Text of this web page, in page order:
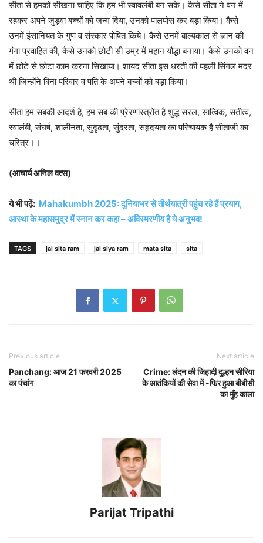
सीता से हमको सीखना चाहिए कि हम भी स्वावलंबी बन सके। कैसे सीता ने वन में
रहकर अपने जुड़वा बच्चों को जन्म दिया, उनको पालपोस कर बड़ा किया। कैसे
उनमें इंसानियत के गुण व संस्कार पोषित किये। कैसे उनमें बाल्यकाल से ज्ञान की
गंगा प्रवाहित की, कैसे उनको छोटी सी उम्र में महान यौद्धा बनाया। कैसे उनको वन
में छोटे से छोटा काम करना सिखाया। शायद सीता इस धरती की पहली सिंगल मदर
थी जिन्होंने बिना परिवार व पति के अपने बच्चों को बड़ा किया।
सीता हम सबकी आदर्श है, हम सब की प्रेरणास्त्रोत है शुद्ध सरल, सात्विक, सतीत्व,
स्वालंबी, संघर्ष, शालीनता, सुदृढता, सुंदरता, सहृदयता का परिचायक है सीताजी का
चरित्र।।
(आचार्य अनिल वत्स)
ये भी पढ़ें: Mahakumbh 2025: दुनियाभर से तीर्थयात्री पहुंच रहे हैं प्रयाग,
आस्था के महासमुद्र में स्नान कर कहा – अविस्मरणीय है ये अनुभव!
TAGS jai sita ram jai siya ram mata sita sita
Previous article
Panchang: आज 21 फरवरी 2025
का पंचांग
Next article
Crime: लंदन की जिहादी दुल्हन सीरिया
के आतंकियों की सेवा में -फिर हुआ बीबीसी
का मुँह काला
Parijat Tripathi